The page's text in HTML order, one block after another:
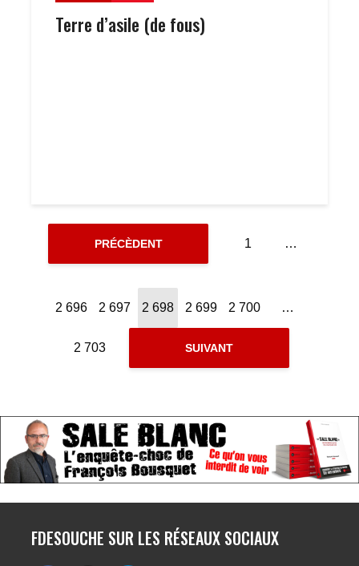
Terre d’asile (de fous)
PRÉCÈDENT 1 …
2 696 2 697 2 698 2 699 2 700 …
2 703 SUIVANT
FDESOUCHE SUR LES RÉSEAUX SOCIAUX